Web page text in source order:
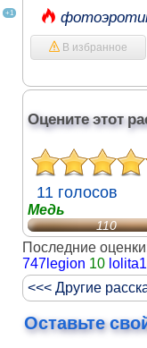
+1
В избранное
Оцените этот
11 голосов
Медь
110
Последние
747legion 10
<<< Другие
Оставьте